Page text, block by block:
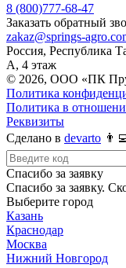
8 (800)777-68-47
Заказать обратный
zakaz@springs-
Россия, Республика
А, 4 этаж
© 2026, ООО «ПК
Политика
Политика в
Реквизиты
Сделано в devarto
Спасибо за заявку
Спасибо за заявку.
Выберите город
Казань
Краснодар
Москва
Нижний Новгород